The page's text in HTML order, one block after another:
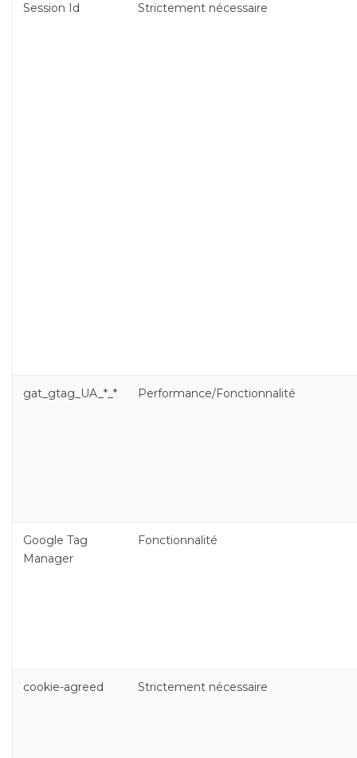
Session Id Strictement nécessaire
gat_gtag_UA_*_* Performance/Fonctionnalité
Google Tag
Manager
Fonctionnalité
cookie-agreed Strictement nécessaire